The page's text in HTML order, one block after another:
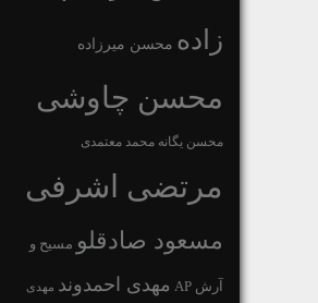
زاده محسن میرزاده
محسن چاوشی
محسن یگانه محمد معتمدی
مرتضی اشرفی
مسعود صادقلو مسیح و
آرش AP مهدی احمدوند مهدی